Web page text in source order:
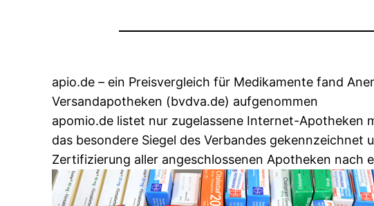
apio.de – ein Preisvergleich für Medikamente fand
Versandapotheken (bvdva.de) aufgenommen
apomio.de listet nur zugelassene Internet-Apotheken
das besondere Siegel des Verbandes
Zertifizierung aller angeschlossenen Apotheken nach